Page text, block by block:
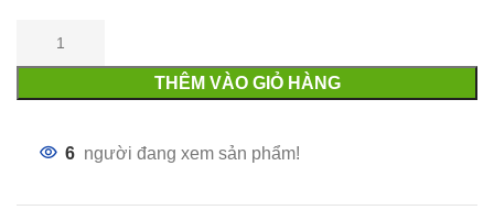
THÊM VÀO GIỎ HÀNG
6 người đang xem sản phẩm!